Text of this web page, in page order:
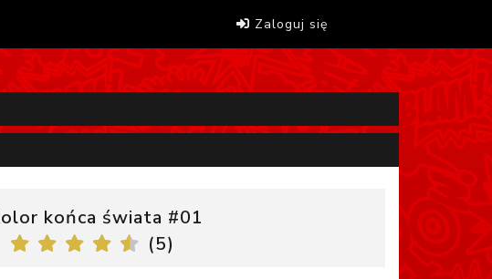
Zaloguj się
końca świata #01
(5)